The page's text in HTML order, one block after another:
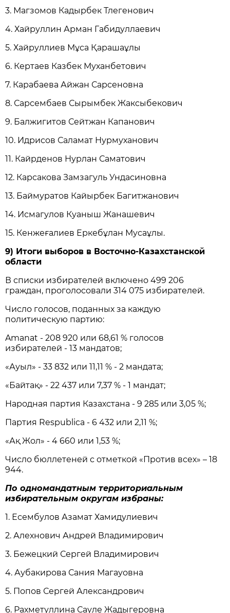
3. Магзомов Кадырбек Тлегенович
4. Хайруллин Арман Габидуллаевич
5. Хайруллиев Мұса Қарашаұлы
6. Кертаев Казбек Муханбетович
7. Карабаева Айжан Сарсеновна
8. Сарсембаев Сырымбек Жаксыбекович
9. Балжигитов Сейтжан Капанович
10. Идрисов Саламат Нурмуханович
11. Кайрденов Нурлан Саматович
12. Карсакова Замзагуль Ундасиновна
13. Баймуратов Кайырбек Багитжанович
14. Исмагулов Куаныш Жанашевич
15. Кенжеғалиев Еркебұлан Мусаұлы.
9) Итоги выборов в Восточно-Казахстанской
области
В списки избирателей включено 499 206
граждан, проголосовали 314 075 избирателей.
Число голосов, поданных за каждую
политическую партию:
Amanat - 208 920 или 68,61 % голосов
избирателей - 13 мандатов;
«Ауыл» - 33 832 или 11,11 % - 2 мандата;
«Байтақ» - 22 437 или 7,37 % - 1 мандат;
Народная партия Казахстана - 9 285 или 3,05 %;
Партия Respublica - 6 432 или 2,11 %;
«Ақ Жол» - 4 660 или 1,53 %;
Число бюллетеней с отметкой «Против всех» – 18
944.
По одномандатным территориальным
избирательным округам избраны:
1. Есембулов Азамат Хамидулиевич
2. Алехнович Андрей Владимирович
3. Бежецкий Сергей Владимирович
4. Аубакирова Сания Магауовна
5. Попов Сергей Александрович
6. Рахметуллина Сауле Жадыгеровна